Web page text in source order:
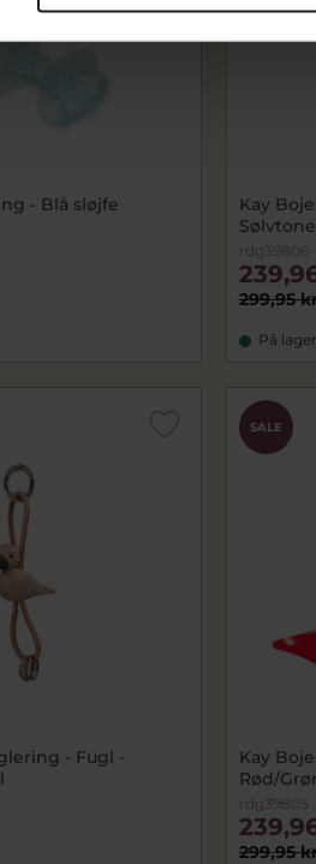
- Blå sløjfe
Kay
rdg39806
299,95
På lager
- Fugl -
SALE
Kay
Rød/
rdg39805
299,95